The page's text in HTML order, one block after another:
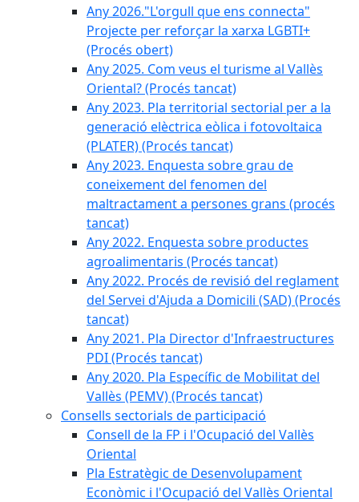
Any 2026."L'orgull que ens connecta"
Projecte per reforçar la xarxa LGBTI+
(Procés obert)
Any 2025. Com veus el turisme al Vallès
Oriental? (Procés tancat)
Any 2023. Pla territorial sectorial per a la
generació elèctrica eòlica i fotovoltaica
(PLATER) (Procés tancat)
Any 2023. Enquesta sobre grau de
coneixement del fenomen del
maltractament a persones grans (procés
tancat)
Any 2022. Enquesta sobre productes
agroalimentaris (Procés tancat)
Any 2022. Procés de revisió del reglament
del Servei d'Ajuda a Domicili (SAD) (Procés
tancat)
Any 2021. Pla Director d'Infraestructures
PDI (Procés tancat)
Any 2020. Pla Específic de Mobilitat del
Vallès (PEMV) (Procés tancat)
Consells sectorials de participació
Consell de la FP i l'Ocupació del Vallès
Oriental
Pla Estratègic de Desenvolupament
Econòmic i l'Ocupació del Vallès Oriental